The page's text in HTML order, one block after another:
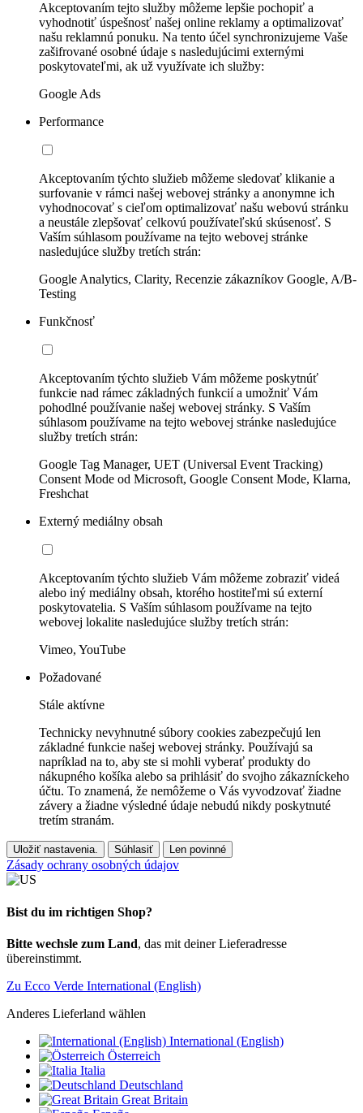
Akceptovaním tejto služby môžeme lepšie pochopiť a
vyhodnotiť úspešnosť našej online reklamy a optimalizovať
našu reklamnú ponuku. Na tento účel synchronizujeme Vaše
zašifrované osobné údaje s nasledujúcimi externými
poskytovateľmi, ak už využívate ich služby:
Google Ads
Performance
Akceptovaním týchto služieb môžeme sledovať klikanie a
surfovanie v rámci našej webovej stránky a anonymne ich
vyhodnocovať s cieľom optimalizovať našu webovú stránku
a neustále zlepšovať celkovú používateľskú skúsenosť. S
Vaším súhlasom používame na tejto webovej stránke
nasledujúce služby tretích strán:
Google Analytics, Clarity, Recenzie zákazníkov Google, A/B-
Testing
Funkčnosť
Akceptovaním týchto služieb Vám môžeme poskytnúť
funkcie nad rámec základných funkcií a umožniť Vám
pohodlné používanie našej webovej stránky. S Vaším
súhlasom používame na tejto webovej stránke nasledujúce
služby tretích strán:
Google Tag Manager, UET (Universal Event Tracking)
Consent Mode od Microsoft, Google Consent Mode, Klarna,
Freshchat
Externý mediálny obsah
Akceptovaním týchto služieb Vám môžeme zobraziť videá
alebo iný mediálny obsah, ktorého hostiteľmi sú externí
poskytovatelia. S Vaším súhlasom používame na tejto
webovej lokalite nasledujúce služby tretích strán:
Vimeo, YouTube
Požadované
Stále aktívne
Technicky nevyhnutné súbory cookies zabezpečujú len
základné funkcie našej webovej stránky. Používajú sa
napríklad na to, aby ste si mohli vyberať produkty do
nákupného košíka alebo sa prihlásiť do svojho zákazníckeho
účtu. To znamená, že nemôžeme o Vás vyvodzovať žiadne
závery a žiadne výsledné údaje nebudú nikdy poskytnuté
tretím stranám.
Uložiť nastavenia. Súhlasiť Len povinné
Zásady ochrany osobných údajov
Bist du im richtigen Shop?
Bitte wechsle zum Land, das mit deiner Lieferadresse
übereinstimmt.
Zu Ecco Verde International (English)
Anderes Lieferland wählen
International (English)
Österreich
Italia
Deutschland
Great Britain